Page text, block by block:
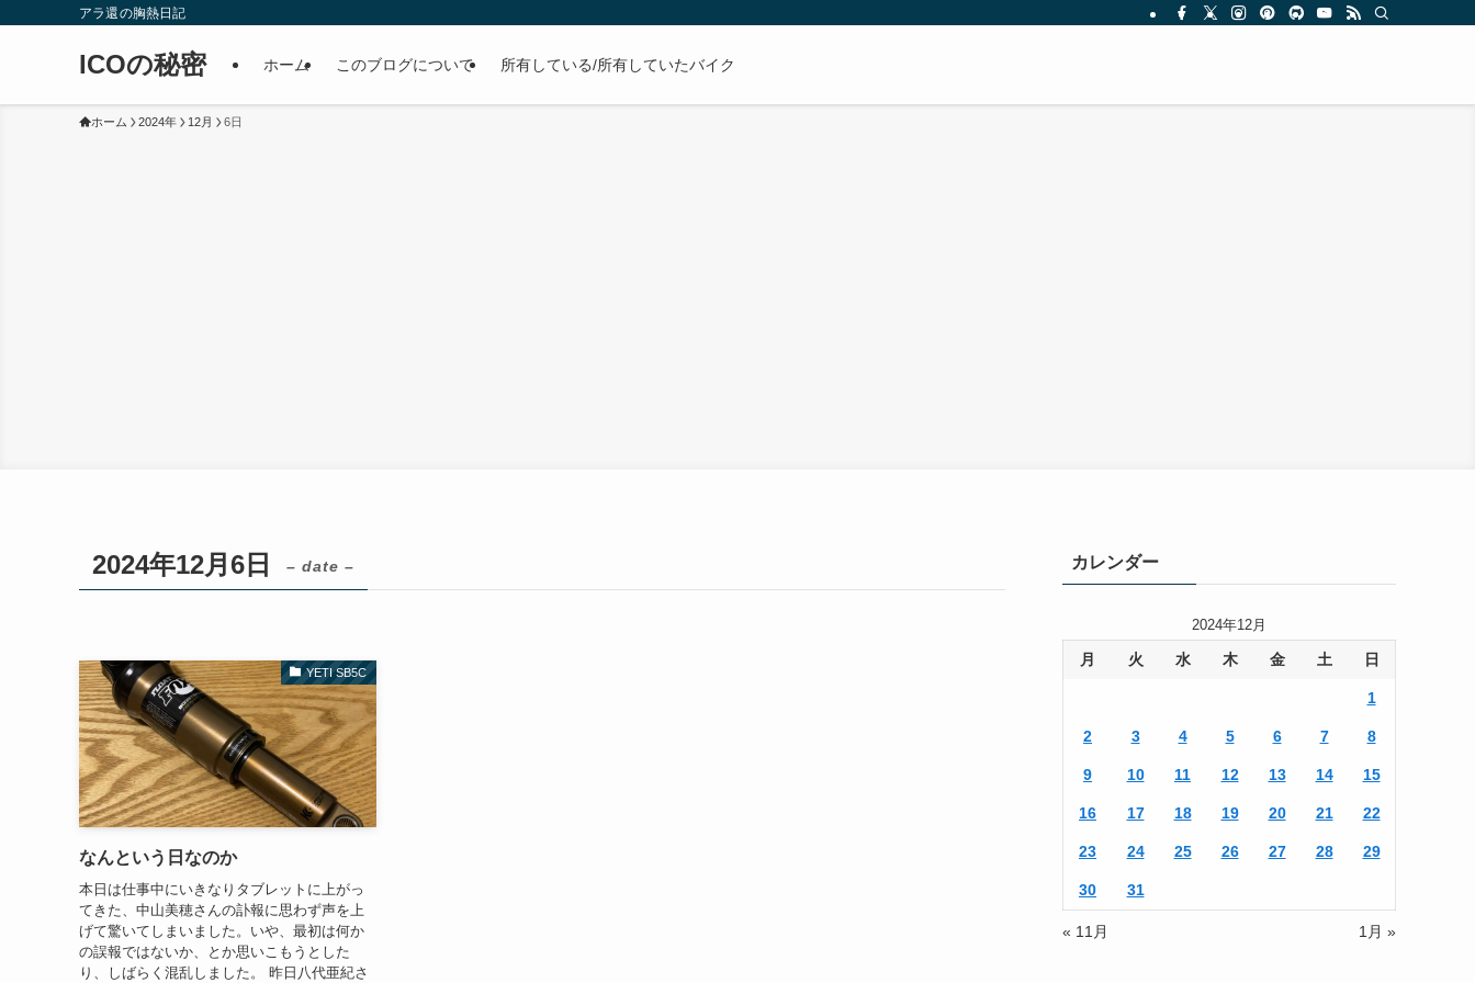
アラ還の胸熱日記
ICOの秘密 ホーム このブログについて 所有している/所有していたバイク
ホーム 2024年 12月 6日
2024年12月6日 – date –
YETI SB5C
なんという日なのか
本日は仕事中にいきなりタブレットに上がっ
てきた、中山美穂さんの訃報に思わず声を上
げて驚いてしまいました。いや、最初は何か
の誤報ではないか、とか思いこもうとした
り、しばらく混乱しました。 昨日八代亜紀さ
カレンダー
2024年12月
月 火 水 木 金 土 日
1
2 3 4 5 6 7 8
9 10 11 12 13 14 15
16 17 18 19 20 21 22
23 24 25 26 27 28 29
30 31
« 11月 1月 »